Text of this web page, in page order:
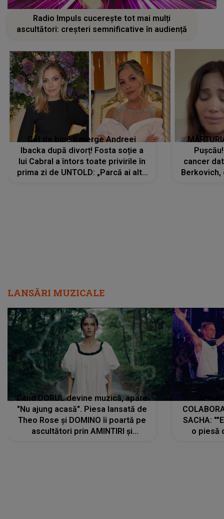
Radio Impuls cucerește tot mai mulți
ascultători: creșteri semnificative în audiență
Cât de bine îi merge Andreei
Ibacka după divorț! Fosta soție a
lui Cabral a întors toate privirile în
prima zi de UNTOLD: „Parcă ai altă
cancer
Berkovich,
LANSĂRI MUZICALE
Când DORUL devine muzică, apare
"Nu ajung acasă". Piesa lansată de
Theo Rose și DOMINO îi poartă pe
ascultători prin AMINTIRI și
SACHA:
o piesă